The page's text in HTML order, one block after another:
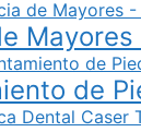
de